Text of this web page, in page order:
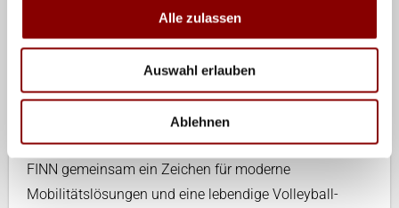
Alle zulassen
Auswahl erlauben
Ablehnen
Marke zu emotionalisieren“, so René Beck,
Vorstandsvorsitzender beim Deutschen Volleyball-
Verband.
Mit dieser Partnerschaft setzen die VBL, der DVV und
FINN gemeinsam ein Zeichen für moderne
Mobilitätslösungen und eine lebendige Volleyball-